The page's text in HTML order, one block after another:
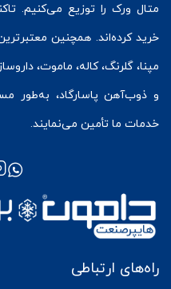
متال ورک
خرید کرده‌اند. همچنین
مپنا، گلرنگ، کاله، ماموت،
و ذوب‌آهن پاسارگاد، به‌طور
خدمات ما تأمین می‌نمایند.
راه‌های ارتباطی